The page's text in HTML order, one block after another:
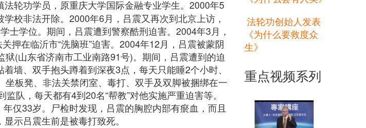
轮功学员，原重庆大学国际金融专业学生。2000年5
校非法开除。2000年6月，吕震又再次到北京上访，
士学位。期间，吕震遭到警察酷刑迫害。2004年3月，
押在临沂市“洗脑班”迫害。2004年12月，吕震被蒙阴
(山东省济南市工业南路91号)。期间，吕震遭到的迫
墙、双手抱头蹲着到深夜3点，每天只能睡2个小时、
板凳、非法关禁闭室、毒打、双手及双脚被捆绑在一
队，每天都有4到20名“帮教”对他实施严重迫害等。
仅33岁。尸检时发现，吕震的胸腔内部有瘀血，而且
示吕震生前是被毒打致死。
法轮功创始人发表
《为什么要救度众
生》
重点视频系列